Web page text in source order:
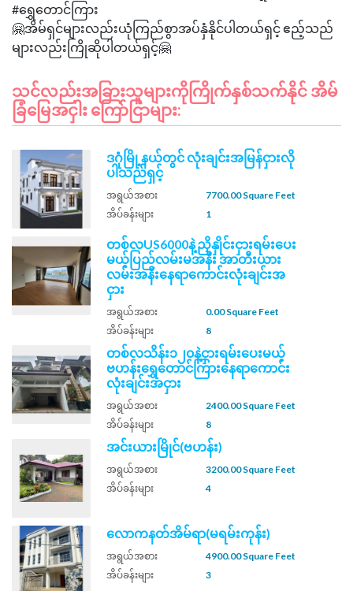
#ရွှေတောင်ကြား
🤗အိမ်ရှင်များလည်းယုံကြည်စွာအပ်နှံနိုင်ပါတယ်ရှင့် ဧည့်သည်
သင်လည်းအခြားသူများကိုကြိုက်နှစ်သက်နိုင် အိမ်
ခြံမြေအငှါး ကြော်ငြာများ:
ဒဂုံမြို့နယ်တွင် လုံးချင်းအမြန်ငှားလို
ပါသည်ရှင့်
အရွယ်အစား
7700.00 Square Feet
အိပ်ခန်းများ
1
တစ်လUS6000နဲ့ညှိနှိုင်းငှားရမ်းပေး
မယ့်ပြည်လမ်းမအနီး အာတီးယား
လမ်းအနီးနေရာကောင်းလုံးချင်းအ
ငှား
အရွယ်အစား
0.00 Square Feet
အိပ်ခန်းများ
8
တစ်လသိန်း၁၂၀နဲ့ငှားရမ်းပေးမယ့်
ဗဟန်းရွှေတောင်ကြားနေရာကောင်း
လုံးချင်းအငှား
အရွယ်အစား
2400.00 Square Feet
အိပ်ခန်းများ
8
အင်းယားမြိုင်(ဗဟန်း)
အရွယ်အစား
3200.00 Square Feet
အိပ်ခန်းများ
4
လောကနတ်အိမ်ရာ(မရမ်းကုန်း)
အရွယ်အစား
4900.00 Square Feet
အိပ်ခန်းများ
3